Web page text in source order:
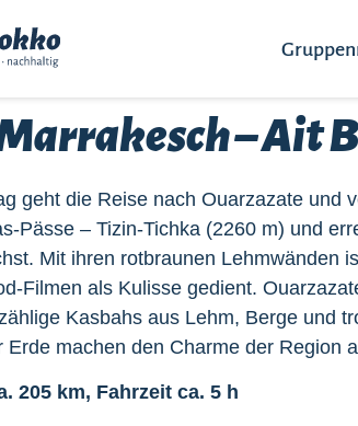
– Ait
geht die Reise nach Ouarzazate und
Pässe – Tizin-Tichka (2260 m) und
Mit ihren rotbraunen Lehmwänden
Filmen als Kulisse gedient.
Kasbahs aus Lehm, Berge und
Erde machen den Charme der Region
205 km, Fahrzeit ca. 5 h